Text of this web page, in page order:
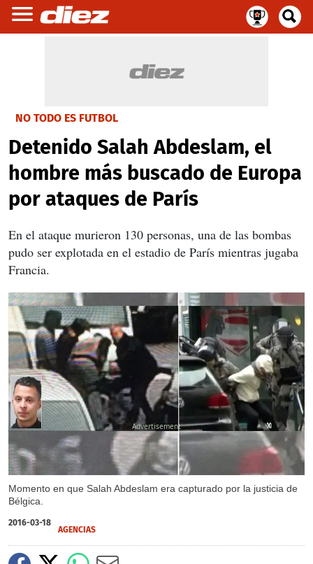
NO TODO ES FUTBOL
Detenido Salah Abdeslam, el
hombre más buscado de Europa
por ataques de París
En el ataque murieron 130 personas, una de las bombas
pudo ser explotada en el estadio de París mientras jugaba
Francia.
Momento en que Salah Abdeslam era capturado por la justicia de
Bélgica.
X
X
X
X
X
2016-03-18
AGENCIAS